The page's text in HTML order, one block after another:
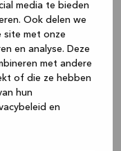
media te bieden
Ook delen we
site met onze
en analyse. Deze
met andere
of die ze hebben
hun
en